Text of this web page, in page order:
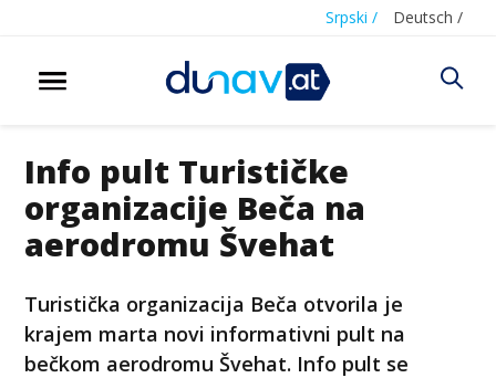
Srpski / Deutsch /
Info pult Turističke
organizacije Beča na
aerodromu Švehat
Turistička organizacija Beča otvorila je
krajem marta novi informativni pult na
bečkom aerodromu Švehat. Info pult se